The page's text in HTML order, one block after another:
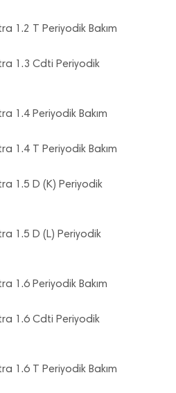
1.2 T Periyodik Bakım
1.3 Cdti Periyodik
1.4 Periyodik Bakım
1.4 T Periyodik Bakım
1.5 D (K) Periyodik
1.5 D (L) Periyodik
1.6 Periyodik Bakım
1.6 Cdti Periyodik
1.6 T Periyodik Bakım